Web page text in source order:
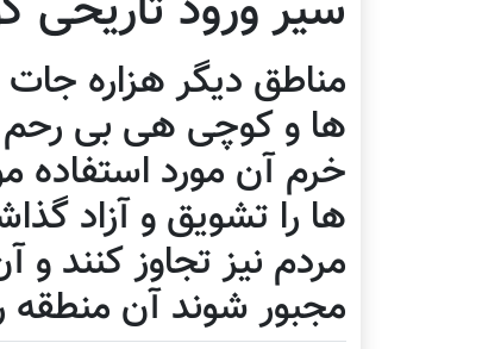
مناطق دیگر هزاره
ها و کوچی هی بی رحم
خرم آن مورد استفاده
ها را تشویق و آزاد
مردم نیز تجاوز کنند و
مجبور شوند آن منطقه